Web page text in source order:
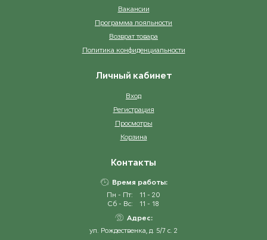
Вакансии
Программа лояльности
Возврат товара
Политика конфиденциальности
Личный кабинет
Вход
Регистрация
Просмотры
Корзина
Контакты
Время работы:
Пн - Пт:
11 - 20
Сб - Вс:
11 - 18
Адрес:
ул. Рождественка, д. 5/7 с. 2